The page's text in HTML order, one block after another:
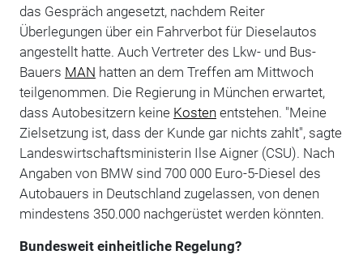
das Gespräch angesetzt, nachdem Reiter
Überlegungen über ein Fahrverbot für Dieselautos
angestellt hatte. Auch Vertreter des Lkw- und Bus-
Bauers MAN hatten an dem Treffen am Mittwoch
teilgenommen. Die Regierung in München erwartet,
dass Autobesitzern keine Kosten entstehen. "Meine
Zielsetzung ist, dass der Kunde gar nichts zahlt", sagte
Landeswirtschaftsministerin Ilse Aigner (CSU). Nach
Angaben von BMW sind 700 000 Euro-5-Diesel des
Autobauers in Deutschland zugelassen, von denen
mindestens 350.000 nachgerüstet werden könnten.
Bundesweit einheitliche Regelung?